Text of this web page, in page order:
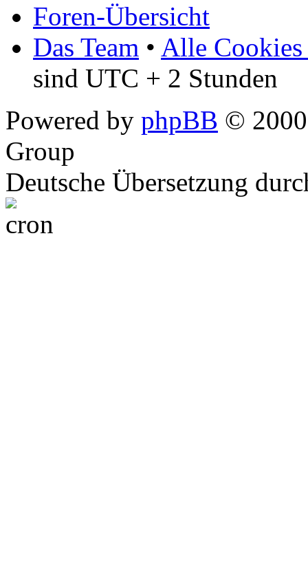
Foren-Übersicht
Das Team • Alle Cookies
sind UTC + 2 Stunden
Powered by phpBB ©
Group
Deutsche Übersetzung